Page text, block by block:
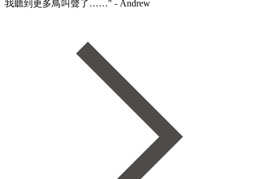
我聽到更多鳥叫聲了……" - Andrew